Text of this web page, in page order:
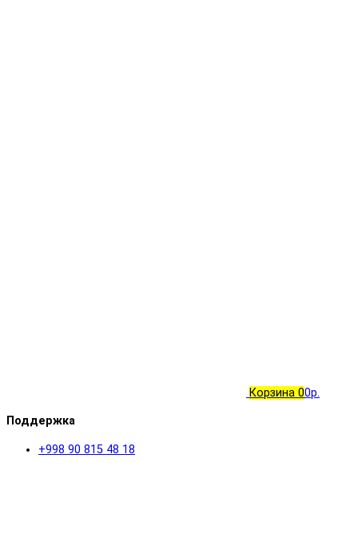
Корзина 00р.
Поддержка
+998 90 815 48 18